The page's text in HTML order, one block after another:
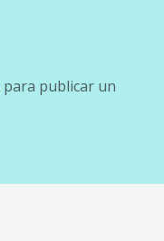
para publicar un